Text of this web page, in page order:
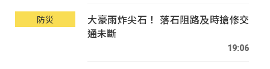
防災
大豪雨炸尖石！ 落石阻路及時搶修交
通未斷
19:06